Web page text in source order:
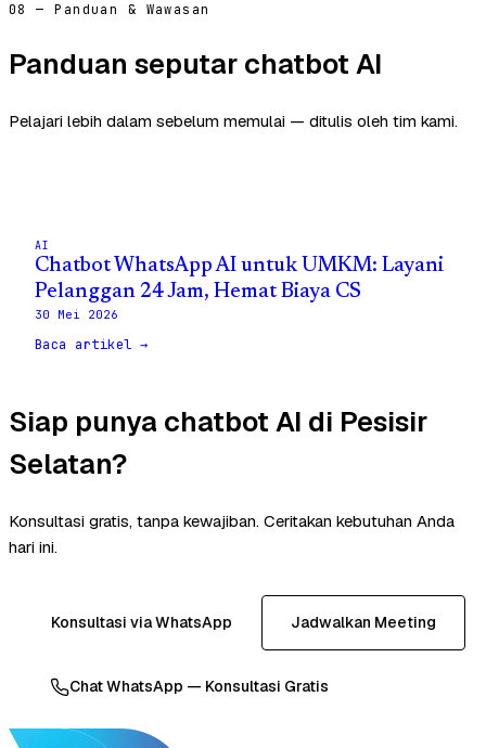
08 — Panduan & Wawasan
Panduan seputar chatbot AI
Pelajari lebih dalam sebelum memulai — ditulis oleh tim kami.
AI
Chatbot WhatsApp AI untuk UMKM: Layani
Pelanggan 24 Jam, Hemat Biaya CS
30 Mei 2026
Baca artikel →
Siap punya chatbot AI di Pesisir
Selatan?
Konsultasi gratis, tanpa kewajiban. Ceritakan kebutuhan Anda
hari ini.
Konsultasi via WhatsApp Jadwalkan Meeting
Chat WhatsApp — Konsultasi Gratis